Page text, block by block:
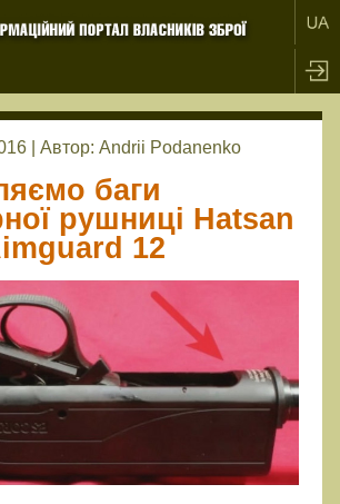
| Автор: Andrii Podanenko
баги
рушниці Hatsan
12